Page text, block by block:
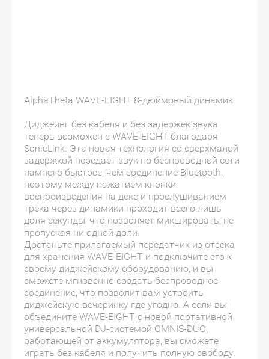
AlphaTheta WAVE-EIGHT 8-дюймовый динамик
Диджеинг без кабеля и без задержек звука
теперь возможен с WAVE-EIGHT благодаря
SonicLink. Эта новая технология со сверхмалой
задержкой передает звук по беспроводной сети
намного быстрее, чем соединение Bluetooth,
поэтому между нажатием кнопки
воспроизведения на деке и прослушиванием
трека через динамики проходит всего лишь
доля секунды, что позволяет микшировать, не
пропуская ни одной доли.
Достаньте прилагаемый передатчик из отсека
для хранения WAVE-EIGHT и подключите его к
своему диджейскому оборудованию, и вы
сможете мгновенно создать беспроводное
соединение, что позволит вам устроить
диджейскую вечеринку где угодно. А если вы
объедините WAVE-EIGHT с новой портативной
универсальной DJ-системой OMNIS-DUO,
работающей от аккумулятора, вы сможете
играть без кабеля и получить полную свободу.